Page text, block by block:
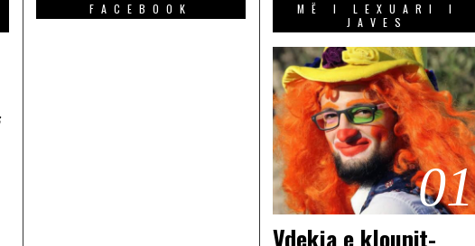
FACEBOOK
MË I LEXUARI I
JAVES
01
Vdekja e klounit-